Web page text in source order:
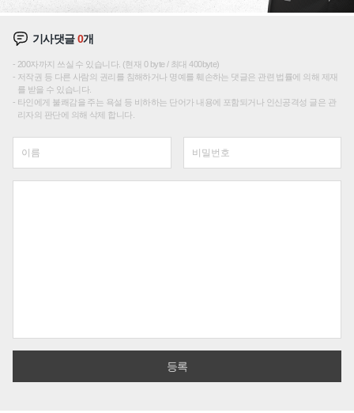
기사댓글0개
200자까지 쓰실 수 있습니다. (현재 0 byte / 최대 400byte)
저작권 등 다른 사람의 권리를 침해하거나 명예를 훼손하는 댓글은 관련 법률에 의해 제재
를 받을 수 있습니다.
타인에게 불쾌감을 주는 욕설 등 비하하는 단어가 내용에 포함되거나 인신공격성 글은 관
리자의 판단에 의해 삭제 합니다.